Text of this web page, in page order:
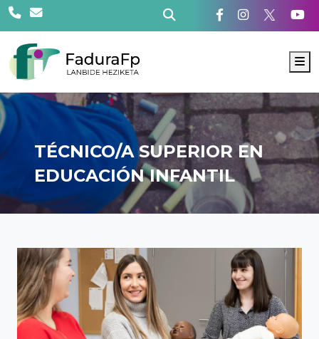
TÉCNICO/A SUPERIOR EN
EDUCACIÓN INFANTIL